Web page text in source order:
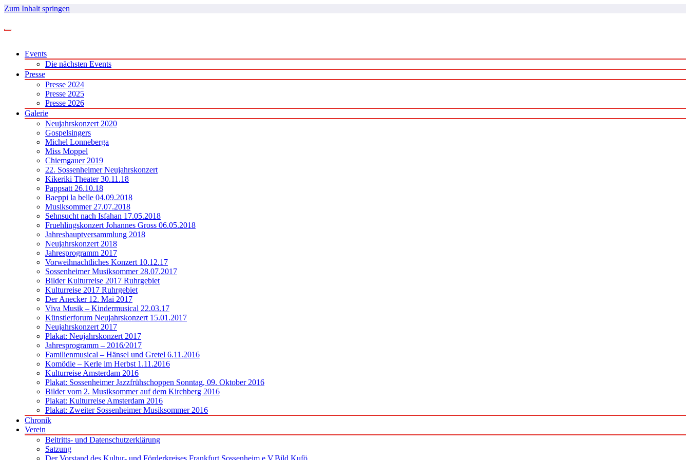
Zum Inhalt springen
Events
Die nächsten Events
Presse
Presse 2024
Presse 2025
Presse 2026
Galerie
Neujahrskonzert 2020
Gospelsingers
Michel Lonneberga
Miss Moppel
Chiemgauer 2019
22. Sossenheimer Neujahrskonzert
Kikeriki Theater 30.11.18
Pappsatt 26.10.18
Baeppi la belle 04.09.2018
Musiksommer 27.07.2018
Sehnsucht nach Isfahan 17.05.2018
Fruehlingskonzert Johannes Gross 06.05.2018
Jahreshauptversammlung 2018
Neujahrskonzert 2018
Jahresprogramm 2017
Vorweihnachtliches Konzert 10.12.17
Sossenheimer Musiksommer 28.07.2017
Bilder Kulturreise 2017 Ruhrgebiet
Kulturreise 2017 Ruhrgebiet
Der Anecker 12. Mai 2017
Viva Musik – Kindermusical 22.03.17
Künstlerforum Neujahrskonzert 15.01.2017
Neujahrskonzert 2017
Plakat: Neujahrskonzert 2017
Jahresprogramm – 2016/2017
Familienmusical – Hänsel und Gretel 6.11.2016
Komödie – Kerle im Herbst 1.11.2016
Kulturreise Amsterdam 2016
Plakat: Sossenheimer Jazzfrühschoppen Sonntag, 09. Oktober 2016
Bilder vom 2. Musiksommer auf dem Kirchberg 2016
Plakat: Kulturreise Amsterdam 2016
Plakat: Zweiter Sossenheimer Musiksommer 2016
Chronik
Verein
Beitritts- und Datenschutzerklärung
Satzung
Der Vorstand des Kultur- und Förderkreises Frankfurt Sossenheim e.V.Bild Kufö